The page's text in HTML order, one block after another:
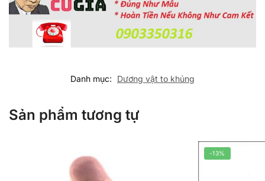
Danh mục: Dương vật to khủng
Sản phẩm tương tự
-13%